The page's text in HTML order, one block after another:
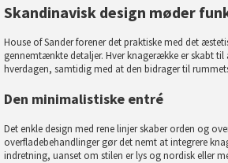
Skandinavisk design møder
House of Sander forener det praktiske med det
gennemtænkte detaljer. Hver knagerække er skabt
hverdagen, samtidig med at den bidrager til
Den minimalistiske entré
Det enkle design med rene linjer skaber orden og
overfladebehandlinger gør det nemt at integrere
indretning, uanset om stilen er lys og nordisk eller